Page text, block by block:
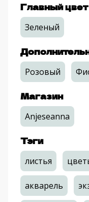
Главный цвет
Зеленый
Розовый
Магазин
Anjeseanna
Тэги
листья
акварель